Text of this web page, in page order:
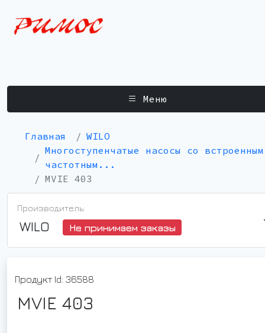
Меню
Главная
WILO
Многоступенчатые насосы со встроенным
частотным...
MVIE 403
Производитель:
WILO Не принимаем заказы
Продукт Id: 36588
MVIE 403